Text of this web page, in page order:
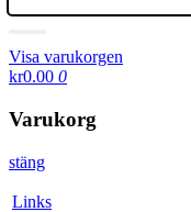
Visa varukorgen
kr0.00 0
Varukorg
stäng
Links